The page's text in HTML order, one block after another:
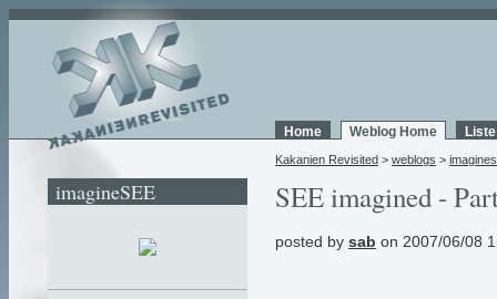
Home Weblog Home
Kakanien Revisited > weblogs >
SEE imagined -
posted by sab on 2007/06/08
imagineSEE